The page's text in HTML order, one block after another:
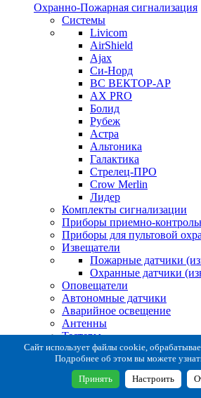
Охранно-Пожарная сигнализация
Системы
Livicom
AirShield
Ajax
Си-Норд
ВС ВЕКТОР-АР
AX PRO
Болид
Рубеж
Астра
Альтоника
Галактика
Стрелец-ПРО
Crow Merlin
Лидер
Комплекты сигнализации
Приборы приемно-
Приборы для пультовой
Извещатели
Пожарные датчики
Охранные датчики
Оповещатели
Автономные датчики
Аварийное освещение
Антенны
Тестеры
Система сбора извещений
Расходные и монтажные
Коробки
Кронштейны для
Сайт использует файлы cookie,
Подробнее об этом вы можете
Принять Настроить